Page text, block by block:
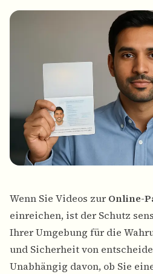
Wenn Sie Videos zur Online-
einreichen, ist der Schutz
Ihrer Umgebung für die
und Sicherheit von
Unabhängig davon, ob Sie